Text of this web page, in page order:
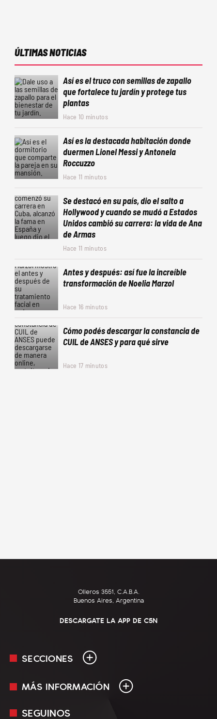
ÚLTIMAS NOTICIAS
Así es el truco con semillas de zapallo
que fortalece tu jardín y protege tus
plantas
Hace 10 minutos
Así es la destacada habitación donde
duermen Lionel Messi y Antonela
Roccuzzo
Hace 11 minutos
Se destacó en su país, dio el salto a
Hollywood y cuando se mudó a Estados
Unidos cambió su carrera: la vida de Ana
de Armas
Hace 11 minutos
Antes y después: así fue la increíble
transformación de Noelia Marzol
Hace 16 minutos
Cómo podés descargar la constancia de
CUIL de ANSES y para qué sirve
Hace 17 minutos
Olleros 3551, C.A.B.A.
Buenos Aires, Argentina
DESCARGATE LA APP DE C5N
SECCIONES
En Vivo
MÁS INFORMACIÓN
Mediakit
SEGUINOS